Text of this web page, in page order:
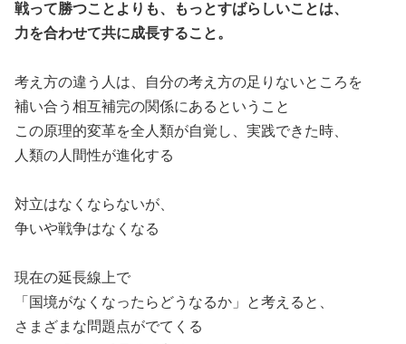
戦って勝つことよりも、もっとすばらしいことは、
力を合わせて共に成長すること。
考え方の違う人は、自分の考え方の足りないところを
補い合う相互補完の関係にあるということ
この原理的変革を全人類が自覚し、実践できた時、
人類の人間性が進化する
対立はなくならないが、
争いや戦争はなくなる
現在の延長線上で
「国境がなくなったらどうなるか」と考えると、
さまざまな問題点がでてくる